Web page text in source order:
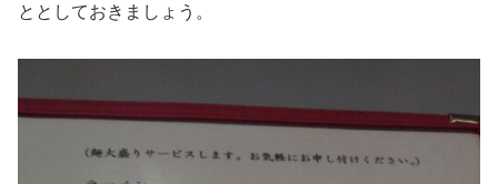
ととしておきましょう。